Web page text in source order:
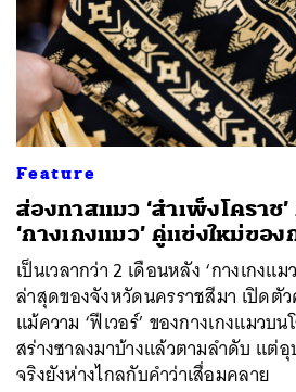
Feature
ส่องทาสแมว ‘สำเพ็งโคราช
‘กางเกงแมว’ คู่แข่งใหม่ของ
เป็นเวลากว่า 2 เดือนหลัง ‘กางเกงแ
ล่าสุดของจังหวัดนครราชสีมา เปิดตั
แม้ความ ‘ฟีเวอร์’ ของกางเกงแมวบ
สร่างซาลงมาบ้างแล้วตามลำดับ แ
จริงยังห่างไกลกับคำว่าเสื่อมคลาย